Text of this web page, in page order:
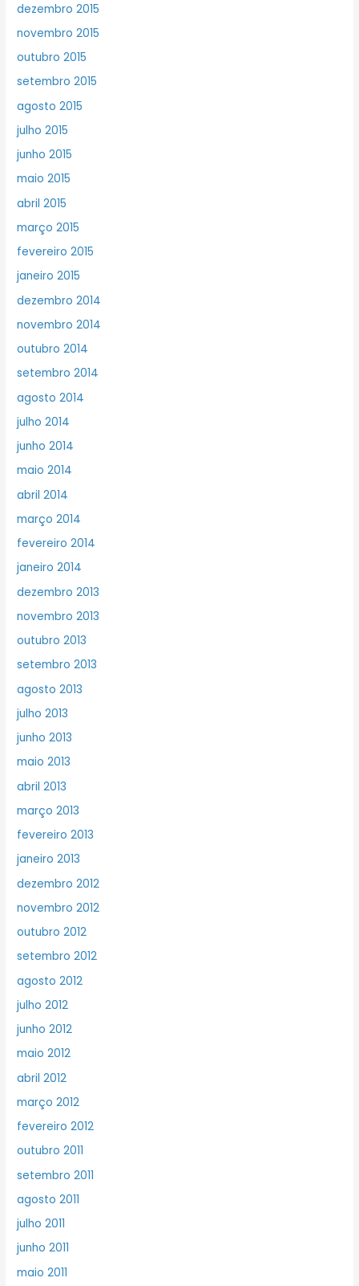
dezembro 2015
novembro 2015
outubro 2015
setembro 2015
agosto 2015
julho 2015
junho 2015
maio 2015
abril 2015
março 2015
fevereiro 2015
janeiro 2015
dezembro 2014
novembro 2014
outubro 2014
setembro 2014
agosto 2014
julho 2014
junho 2014
maio 2014
abril 2014
março 2014
fevereiro 2014
janeiro 2014
dezembro 2013
novembro 2013
outubro 2013
setembro 2013
agosto 2013
julho 2013
junho 2013
maio 2013
abril 2013
março 2013
fevereiro 2013
janeiro 2013
dezembro 2012
novembro 2012
outubro 2012
setembro 2012
agosto 2012
julho 2012
junho 2012
maio 2012
abril 2012
março 2012
fevereiro 2012
outubro 2011
setembro 2011
agosto 2011
julho 2011
junho 2011
maio 2011